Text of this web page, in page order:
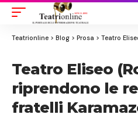
Teatrionline > Blog > Prosa > Teatro Eliseo
Teatro Eliseo
riprendono le
fratelli